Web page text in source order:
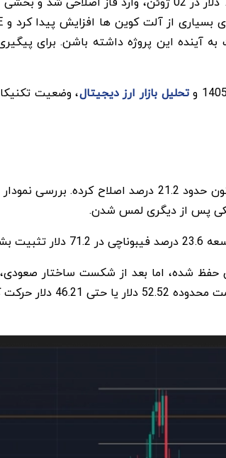
بسیاری از آلت کوین ها افزایش پیدا کرد و
آینده این پروژه داشته باشن. برای
تحلیل بازار ارز دیجیتال، وضعیت
هایپرلیکویید از سقف تاریخی 75.51 دلار
پس از دیگری لمس شدن.
داده
حفظ شده، اما بعد از شکست ساختار
کف نوسانی 38.17 دلار باشه